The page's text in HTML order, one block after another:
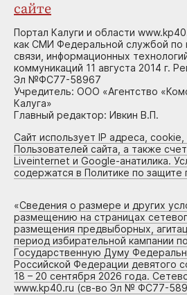
сайте
Портал Калуги и области
как СМИ Федеральной службой по
связи, информационных
коммуникаций 11 августа 2014 г.
Эл №ФС77-58967
Учредитель: ООО «Агентство
Калуга»
Главный редактор: Ивкин В.П.
Сайт использует IP адреса,
Пользователей сайта, а также
Liveinternet и Google-анатилика.
содержатся в Политике по защите
«Сведения о размере и других
размещению на страницах
размещения предвыборных,
период избирательной кампании
Государственную Думу
Российской Федерации девятого
18 – 20 сентября 2026 года.
www.kp40.ru (св-во Эл № ФС77-